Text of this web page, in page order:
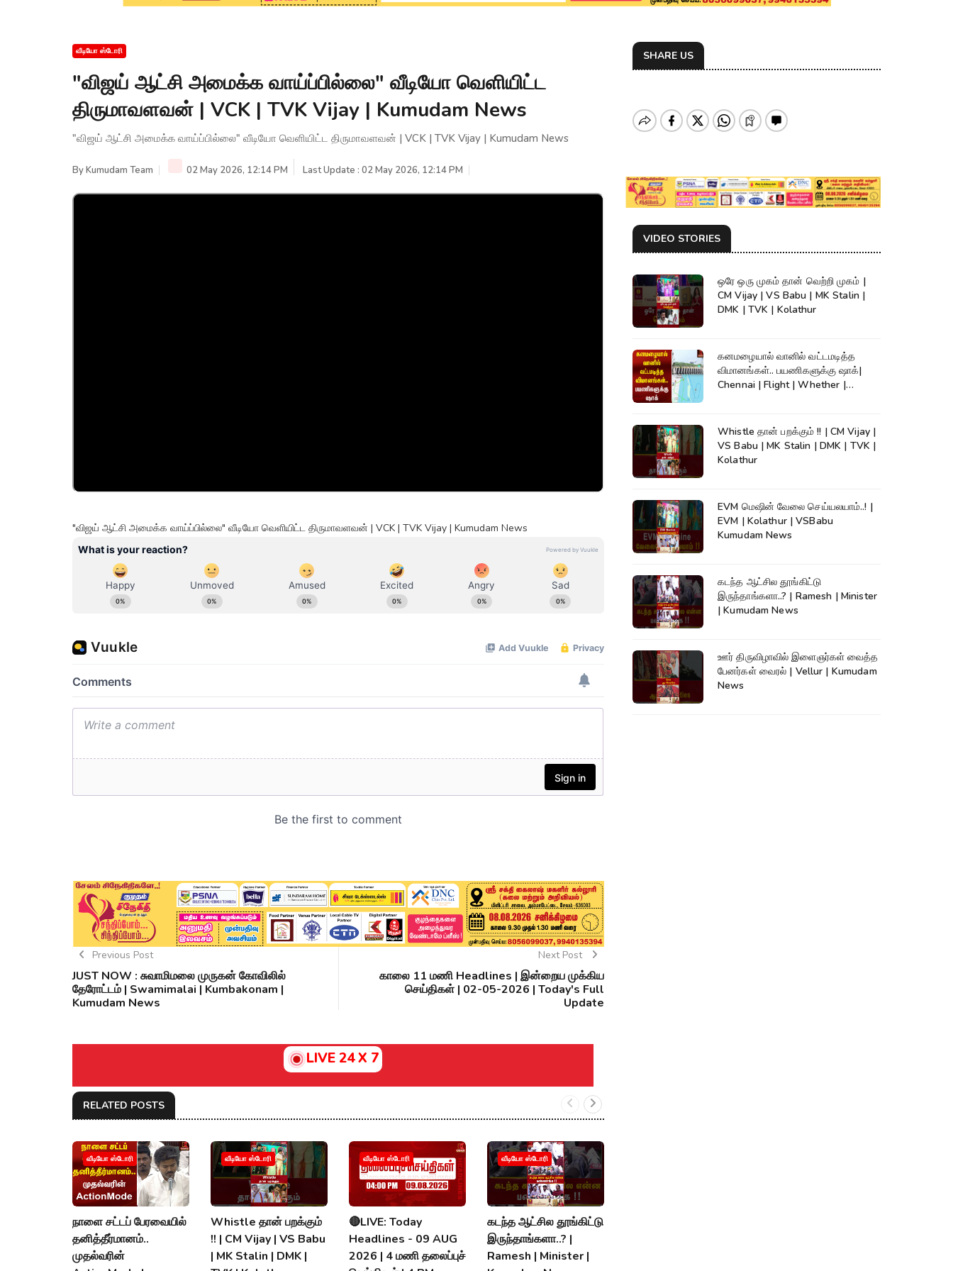
வீடியோ ஸ்டோரி
"விஜய் ஆட்சி அமைக்க வாய்ப்பில்லை" வீடியோ வெளியிட்ட
திருமாவளவன் | VCK | TVK Vijay | Kumudam News
"விஜய் ஆட்சி அமைக்க வாய்ப்பில்லை" வீடியோ வெளியிட்ட திருமாவளவன் | VCK | TVK Vijay | Kumudam News
ByKumudam Team 02 May 2026, 12:14 PM Last Update : 02 May 2026, 12:14 PM
"விஜய் ஆட்சி அமைக்க வாய்ப்பில்லை" வீடியோ வெளியிட்ட திருமாவளவன் | VCK | TVK Vijay | Kumudam News
Previous Post
JUST NOW : சுவாமிமலை முருகன் கோவிலில்
தேரோட்டம் | Swamimalai | Kumbakonam |
Kumudam News
Next Post
காலை 11 மணி Headlines | இன்றைய முக்கிய
செய்திகள் | 02-05-2026 | Today's Full
Update
LIVE 24 X 7
RELATED POSTS
வீடியோ ஸ்டோரி
நாளை சட்டப் பேரவையில்
தனித்தீர்மானம்..
முதல்வரின்
வீடியோ ஸ்டோரி
Whistle தான் பறக்கும்
!! | CM Vijay | VS Babu
| MK Stalin | DMK |
வீடியோ ஸ்டோரி
🔴LIVE: Today
Headlines - 09 AUG
2026 | 4 மணி தலைப்புச்
வீடியோ ஸ்டோரி
கடந்த ஆட்சில தூங்கிட்டு
இருந்தாங்களா..? |
Ramesh | Minister |
SHARE US
VIDEO STORIES
ஒரே ஒரு முகம் தான் வெற்றி முகம் |
CM Vijay | VS Babu | MK Stalin |
DMK | TVK | Kolathur
கனமழையால் வானில் வட்டமடித்த
விமானங்கள்.. பயணிகளுக்கு ஷாக்|
Chennai | Flight | Whether |
Whistle தான் பறக்கும் !! | CM Vijay |
VS Babu | MK Stalin | DMK | TVK |
Kolathur
EVM மெஷின் வேலை செய்யலயாம்..! |
EVM | Kolathur | VSBabu
Kumudam News
கடந்த ஆட்சில தூங்கிட்டு
இருந்தாங்களா..? | Ramesh | Minister
| Kumudam News
ஊர் திருவிழாவில் இளைஞர்கள் வைத்த
பேனர்கள் வைரல் | Vellur | Kumudam
News